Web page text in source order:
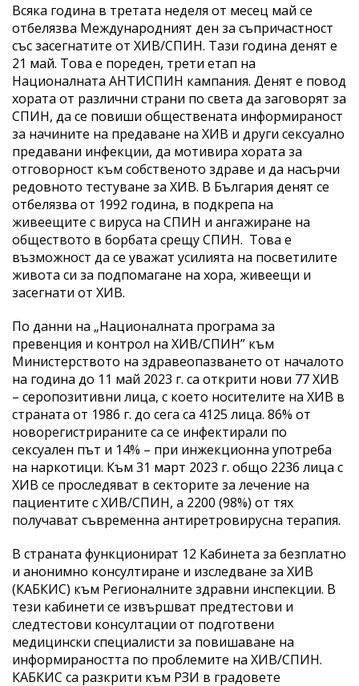
Всяка година в третата неделя от месец май се
отбелязва Международният ден за съпричастност
със засегнатите от ХИВ/СПИН. Тази година денят е
21 май. Това е пореден, трети етап на
Националната АНТИСПИН кампания. Денят е повод
хората от различни страни по света да заговорят за
СПИН, да се повиши обществената информираност
за начините на предаване на ХИВ и други сексуално
предавани инфекции, да мотивира хората за
отговорност към собственото здраве и да насърчи
редовното тестуване за ХИВ. В България денят се
отбелязва от 1992 година, в подкрепа на
живеещите с вируса на СПИН и ангажиране на
обществото в борбата срещу СПИН. Това е
възможност да се уважат усилията на посветилите
живота си за подпомагане на хора, живеещи и
засегнати от ХИВ.
По данни на „Националната програма за
превенция и контрол на ХИВ/СПИН” към
Министерството на здравеопазването от началото
на година до 11 май 2023 г. са открити нови 77 ХИВ
– серопозитивни лица, с което носителите на ХИВ в
страната от 1986 г. до сега са 4125 лица. 86% от
новорегистрираните са се инфектирали по
сексуален път и 14% – при инжекционна употреба
на наркотици. Към 31 март 2023 г. общо 2236 лица с
ХИВ се проследяват в секторите за лечение на
пациентите с ХИВ/СПИН, а 2200 (98%) от тях
получават съвременна антиретровирусна терапия.
В страната функционират 12 Кабинета за безплатно
и анонимно консултиране и изследване за ХИВ
(КАБКИС) към Регионалните здравни инспекции. В
тези кабинети се извършват предтестови и
следтестови консултации от подготвени
медицински специалисти за повишаване на
информираността по проблемите на ХИВ/СПИН.
КАБКИС са разкрити към РЗИ в градовете